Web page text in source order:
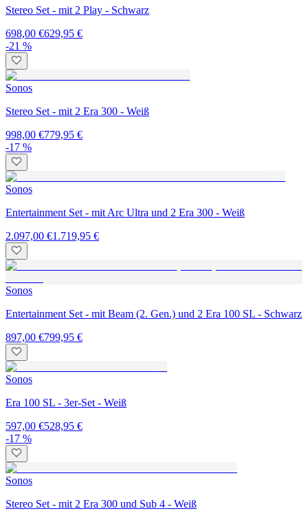
Stereo Set - mit 2 Play - Schwarz
698,00 €629,95 €
-21 %
Sonos
Stereo Set - mit 2 Era 300 - Weiß
998,00 €779,95 €
-17 %
Sonos
Entertainment Set - mit Arc Ultra und 2 Era 300 - Weiß
2.097,00 €1.719,95 €
Sonos
Entertainment Set - mit Beam (2. Gen.) und 2 Era 100 SL - Schwarz
897,00 €799,95 €
Sonos
Era 100 SL - 3er-Set - Weiß
597,00 €528,95 €
-17 %
Sonos
Stereo Set - mit 2 Era 300 und Sub 4 - Weiß